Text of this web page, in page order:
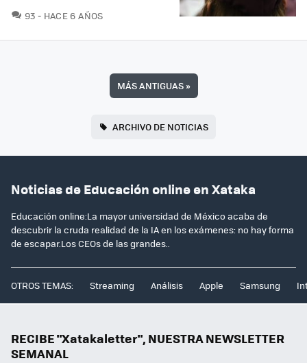
93 COMENTARIOS
HACE 6 AÑOS
MÁS ANTIGUAS»
ARCHIVO DE NOTICIAS
Noticias de Educación online en Xataka
Educación online:La mayor universidad de México acaba de
descubrir la cruda realidad de la IA en los exámenes: no hay forma
de escapar.Los CEOs de las grandes..
OTROS TEMAS: Streaming Análisis Apple Samsung
RECIBE "Xatakaletter", NUESTRA NEWSLETTER
SEMANAL